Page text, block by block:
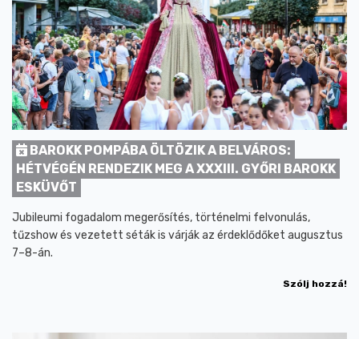
BAROKK POMPÁBA ÖLTÖZIK A BELVÁROS:
HÉTVÉGÉN RENDEZIK MEG A XXXIII. GYŐRI BAROKK
ESKÜVŐT
Jubileumi fogadalom megerősítés, történelmi felvonulás,
tűzshow és vezetett séták is várják az érdeklődőket augusztus
7–8-án.
Szólj hozzá!